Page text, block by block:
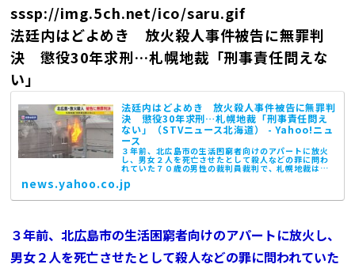
sssp://img.5ch.net/ico/saru.gif
法廷内はどよめき 放火殺人事件被告に無罪判
決 懲役30年求刑…札幌地裁「刑事責任問えな
い」
法廷内はどよめき 放火殺人事件被告に無罪判
決 懲役30年求刑…札幌地裁「刑事責任問え
ない」（STVニュース北海道） - Yahoo!ニュ
ース
３年前、北広島市の生活困窮者向けのアパートに放火
し、男女２人を死亡させたとして殺人などの罪に問わ
れていた７０歳の男性の裁判員裁判で、札幌地裁は被
告の男性に無罪判決を言い渡しました。（鷲見記者）
「
news.yahoo.co.jp
３年前、北広島市の生活困窮者向けのアパートに放火し、
男女２人を死亡させたとして殺人などの罪に問われていた